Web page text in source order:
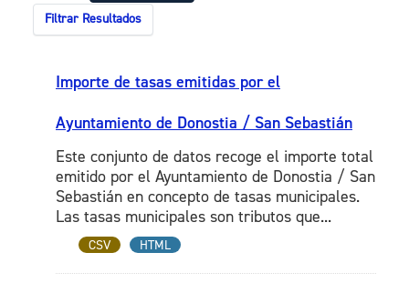
Filtrar Resultados
Importe de tasas emitidas por el
Ayuntamiento de Donostia / San Sebastián
Este conjunto de datos recoge el importe total
emitido por el Ayuntamiento de Donostia / San
Sebastián en concepto de tasas municipales.
Las tasas municipales son tributos que...
CSV HTML